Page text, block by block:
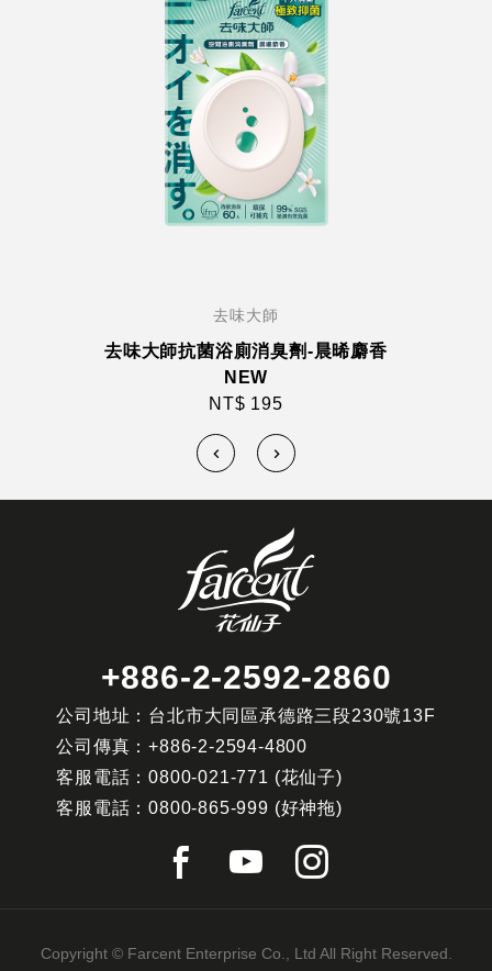
去味大師
去味大師抗菌浴廁消臭劑-晨晞麝香
NEW
NT$ 195
+886-2-2592-2860
公司地址：台北市大同區承德路三段230號13F
公司傳真：+886-2-2594-4800
客服電話：0800-021-771 (花仙子)
客服電話：0800-865-999 (好神拖)
Copyright © Farcent Enterprise Co., Ltd All Right Reserved.